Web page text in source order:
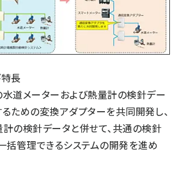
長
道メーターおよび熱量計の検針デー
ための変換アダプターを共同開発し、
の検針データと併せて、共通の検針
括管理できるシステムの開発を進め